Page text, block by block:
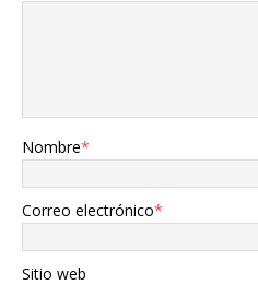
Nombre*
Correo electrónico*
Sitio web